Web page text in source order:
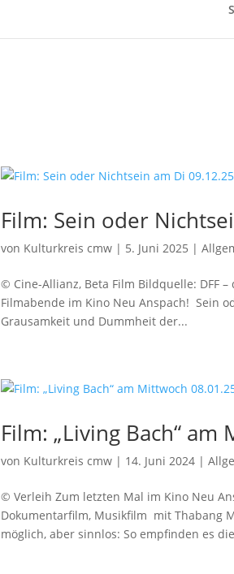
Film: Sein oder
von Kulturkreis cmw | 5. Juni 2025 |
© Cine-Allianz, Beta Film Bildquelle: DFF
Filmabende im Kino Neu Anspach! Sein
Grausamkeit und Dummheit der...
Film: „Living Bach“
von Kulturkreis cmw | 14. Juni 2024 |
© Verleih Zum letzten Mal im Kino Neu
Dokumentarfilm, Musikfilm mit Thabang
möglich, aber sinnlos: So empfinden es